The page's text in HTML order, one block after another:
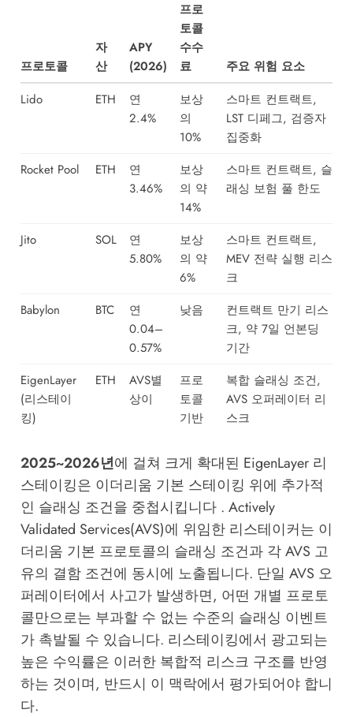
프로토콜
자
산
APY
(2026)
프로
토콜
수수
료
주요 위험 요소
Lido
ETH
연
2.4%
보상
의
10%
스마트 컨트랙트,
LST 디페그, 검증자
집중화
Rocket Pool
ETH
연
3.46%
보상
의 약
14%
스마트 컨트랙트, 슬
래싱 보험 풀 한도
Jito SOL
연
5.80%
보상
의 약
6%
스마트 컨트랙트,
MEV 전략 실행 리스
크
Babylon
BTC
연
0.04–
0.57%
낮음
컨트랙트 만기 리스
크, 약 7일 언본딩
기간
EigenLayer
(리스테이
킹)
ETH
AVS별
상이
프로
토콜
기반
복합 슬래싱 조건,
AVS 오퍼레이터 리
스크
2025~2026년에 걸쳐 크게 확대된 EigenLayer 리
스테이킹은 이더리움 기본 스테이킹 위에 추가적
인 슬래싱 조건을 중첩시킵니다 . Actively
Validated Services(AVS)에 위임한 리스테이커는 이
더리움 기본 프로토콜의 슬래싱 조건과 각 AVS 고
유의 결함 조건에 동시에 노출됩니다. 단일 AVS 오
퍼레이터에서 사고가 발생하면, 어떤 개별 프로토
콜만으로는 부과할 수 없는 수준의 슬래싱 이벤트
가 촉발될 수 있습니다. 리스테이킹에서 광고되는
높은 수익률은 이러한 복합적 리스크 구조를 반영
하는 것이며, 반드시 이 맥락에서 평가되어야 합니
다.